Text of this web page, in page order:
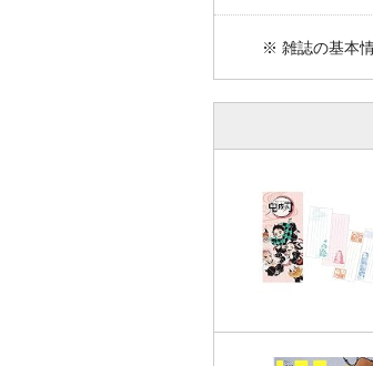
※ 雑誌の基本